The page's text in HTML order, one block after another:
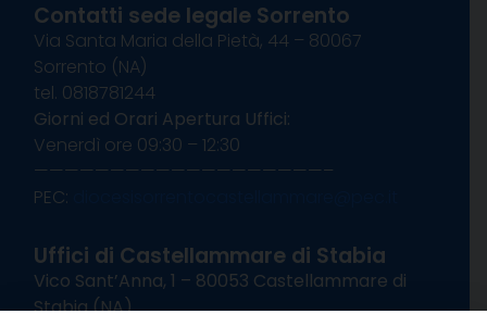
Contatti sede legale Sorrento
Via Santa Maria della Pietà, 44 – 80067
Sorrento (NA)
tel. 0818781244
Giorni ed Orari Apertura Uffici:
Venerdì ore 09:30 – 12:30
———————————————————–
PEC:
Uffici di Castellammare di Stabia
Vico Sant’Anna, 1 – 80053 Castellammare di
Stabia (NA)